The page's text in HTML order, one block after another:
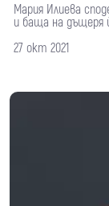
Мария Илиева
и баща на дъщеря
27 окт 2021